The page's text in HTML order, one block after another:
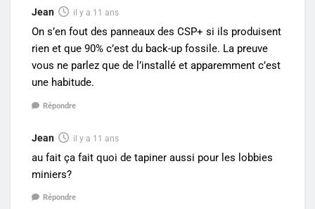
Jean il y a 11 ans
On s’en fout des panneaux des CSP+ si ils produisent
rien et que 90% c’est du back-up fossile. La preuve
vous ne parlez que de l’installé et apparemment c’est
une habitude.
Répondre
Jean il y a 11 ans
au fait ça fait quoi de tapiner aussi pour les lobbies
miniers?
Répondre